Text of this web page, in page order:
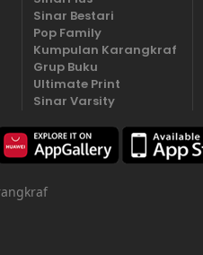
Sinar Bestari
Pop Family
Kumpulan Karangkraf
Grup Buku
Ultimate Print
Sinar Varsity